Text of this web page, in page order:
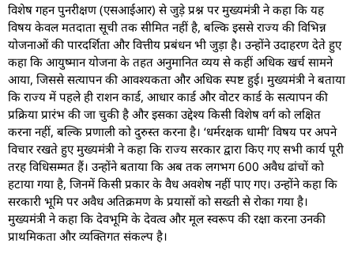
विशेष गहन पुनरीक्षण (एसआईआर) से जुड़े प्रश्न पर मुख्यमंत्री ने कहा कि यह
विषय केवल मतदाता सूची तक सीमित नहीं है, बल्कि इससे राज्य की विभिन्न
योजनाओं की पारदर्शिता और वित्तीय प्रबंधन भी जुड़ा है। उन्होंने उदाहरण देते हुए
कहा कि आयुष्मान योजना के तहत अनुमानित व्यय से कहीं अधिक खर्च सामने
आया, जिससे सत्यापन की आवश्यकता और अधिक स्पष्ट हुई। मुख्यमंत्री ने बताया
कि राज्य में पहले ही राशन कार्ड, आधार कार्ड और वोटर कार्ड के सत्यापन की
प्रक्रिया प्रारंभ की जा चुकी है और इसका उद्देश्य किसी विशेष वर्ग को लक्षित
करना नहीं, बल्कि प्रणाली को दुरुस्त करना है। ‘धर्मरक्षक धामी’ विषय पर अपने
विचार रखते हुए मुख्यमंत्री ने कहा कि राज्य सरकार द्वारा किए गए सभी कार्य पूरी
तरह विधिसम्मत हैं। उन्होंने बताया कि अब तक लगभग 600 अवैध ढांचों को
हटाया गया है, जिनमें किसी प्रकार के वैध अवशेष नहीं पाए गए। उन्होंने कहा कि
सरकारी भूमि पर अवैध अतिक्रमण के प्रयासों को सख्ती से रोका गया है।
मुख्यमंत्री ने कहा कि देवभूमि के देवत्व और मूल स्वरूप की रक्षा करना उनकी
प्राथमिकता और व्यक्तिगत संकल्प है।